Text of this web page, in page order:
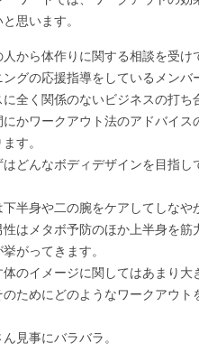
思います。
ら体作りに関する相談を受け
の応援指導をしているメンバ
く関係のないビジネスの打ち
ワークアウト法のアドバイス
す。
んなボディデザインを目指し
身や二の腕をケアしてしなや
メタボ予防のほか上半身を筋
がってきます。
イメージに関してはあまり大
めにどのようなワークアウト
事にバラバラ。